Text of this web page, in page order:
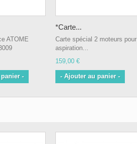
ATOME
-
*Carte...
Carte spécial 2 moteurs pour
aspiration...
159,00 €
- Ajouter au panier -